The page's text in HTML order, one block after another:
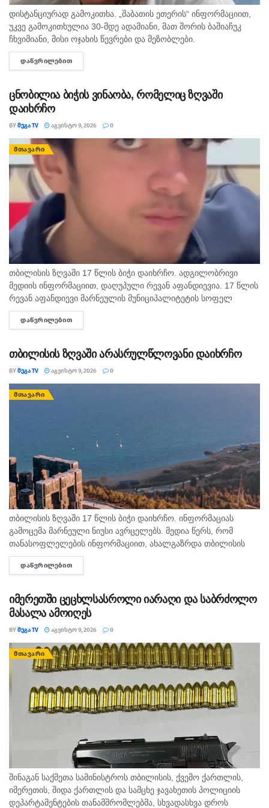
დისტანციურად გამოკითხა. „შაბათის ეთერის“ ინფორმაციით,
უკვე გამოკითხულია 30-მდე ადამიანი, მათ შორის ბაშიაჩუკ
ჩხვიმიანი, მისი ოჯახის წევრები და მეზობლები.
გამომძიებლებმა დაათვალიერეს ის სახლებიც, სადაც,
სავარაუდოდ, დანაშაული ხდებოდა. ნატა ვიბლიანის მიერ
ᲓᲐᲬᲕᲠᲘᲚᲔᲑᲘᲗ
ცნობილია ბიჭის ვინაობა, რომელიც ზღვაში
დაიხრჩო
BYᲛᲔᲒᲐ TV ᲐᲒᲕᲘᲡᲢᲝ 9, 2026 0
ᲛᲗᲐᲕᲐᲠᲘ
თბილისის ზღვაში 17 წლის ბიჭი დაიხრჩო. ადგილობრივი
მედიის ინფორმაციით, დაღუპული რევან აფანდიევია. 17 წლის
რევან აფანდიევი მარნეულის მუნიციპალიტეტის სოფელ
კაფანახჩის მკვიდრი იყო. თანასოფლელების ინფორმაციით,
ახალგაზრდა თბილისის ზღვაზე თანატოლებთან ერთად
ᲓᲐᲬᲕᲠᲘᲚᲔᲑᲘᲗ
თბილისის ზღვაში არასრულწლოვანი დაიხრჩო
BYᲛᲔᲒᲐ TV ᲐᲒᲕᲘᲡᲢᲝ 9, 2026 0
ᲛᲗᲐᲕᲐᲠᲘ
თბილისის ზღვაში 17 წლის ბიჭი დაიხრჩო. ინფორმაციას
გამოცემა მარნეული ნიუსი ავრცელებს. მედია წერს, რომ
თანასოფლელების ინფორმაციით, ახალგაზრდა თბილისის
ზღვაზე თანატოლებთან ერთად საცურაოდ იმყოფებოდა. შსს
ცნობით, გამოძიება 115-ე მუხლით დაიწყო.
ᲓᲐᲬᲕᲠᲘᲚᲔᲑᲘᲗ
იმერეთში ცეცხლსასროლი იარაღი და საბრძოლო
მასალა ამოიღეს
BYᲛᲔᲒᲐ TV ᲐᲒᲕᲘᲡᲢᲝ 9, 2026 0
ᲛᲗᲐᲕᲐᲠᲘ
შინაგან საქმეთა სამინისტროს თბილისის, ქვემო ქართლის,
იმერეთის, შიდა ქართლის და სამცხე ჯავახეთის პოლიციის
დეპარტამენტების თანამშრომლებმა, სხვადასხვა დროს